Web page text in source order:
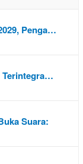
Penga…
Terintegra…
Suara: